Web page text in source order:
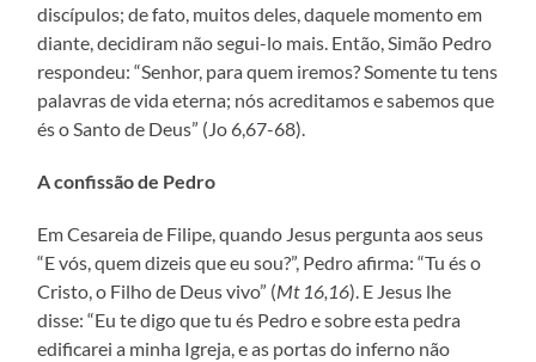
discípulos; de fato, muitos deles, daquele momento em
diante, decidiram não segui-lo mais. Então, Simão Pedro
respondeu: “Senhor, para quem iremos? Somente tu tens
palavras de vida eterna; nós acreditamos e sabemos que
és o Santo de Deus” (Jo 6,67-68).
A confissão de Pedro
Em Cesareia de Filipe, quando Jesus pergunta aos seus
“E vós, quem dizeis que eu sou?”, Pedro afirma: “Tu és o
Cristo, o Filho de Deus vivo” (Mt 16,16). E Jesus lhe
disse: “Eu te digo que tu és Pedro e sobre esta pedra
edificarei a minha Igreja, e as portas do inferno não